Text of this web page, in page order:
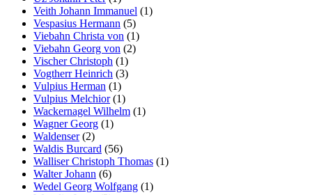
Veith Johann Immanuel (1)
Vespasius Hermann (5)
Viebahn Christa von (1)
Viebahn Georg von (2)
Vischer Christoph (1)
Vogtherr Heinrich (3)
Vulpius Herman (1)
Vulpius Melchior(1)
Wackernagel Wilhelm (1)
Wagner Georg (1)
Waldenser(2)
Waldis Burcard (56)
Walliser Christoph Thomas (1)
Walter Johann (6)
Wedel Georg Wolfgang (1)